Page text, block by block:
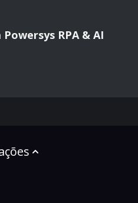
RPA & AI